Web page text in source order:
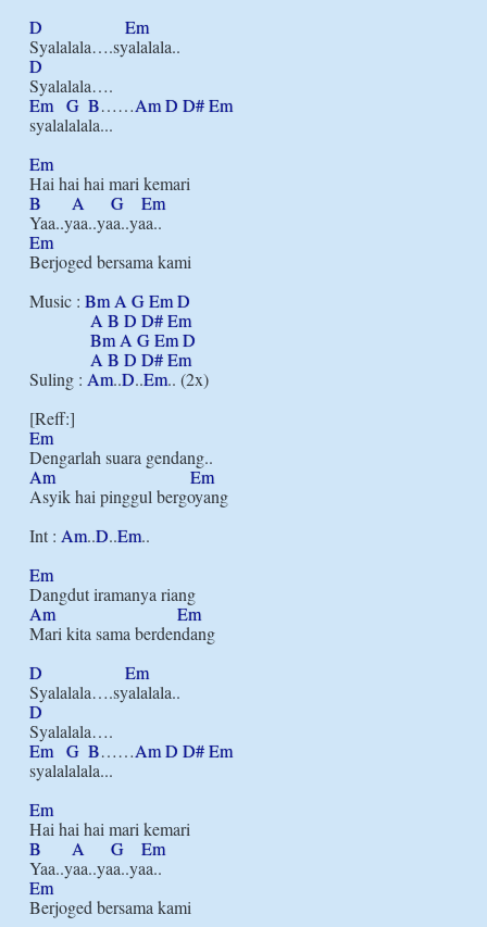
D
Em
D
Em G B……AmD D#Em
syalalalala...
Em
B
A G
Em
Em
Berjoged bersama kami
Music : Bm A GEmD
A B D D#Em
Bm A GEmD
A B D D#Em
Suling : Am..D..Em.. (2x)
Em
Am
Em
Asyik hai pinggul bergoyang
Int : Am..D..Em..
Em
Am
Em
Mari kita sama berdendang
D
Em
D
Em G B……AmD D#Em
syalalalala...
Em
B
A G
Em
Em